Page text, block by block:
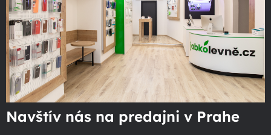
Navštív nás na predajni v Prahe